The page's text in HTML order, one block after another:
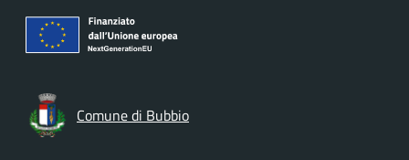
Comune di Bubbio